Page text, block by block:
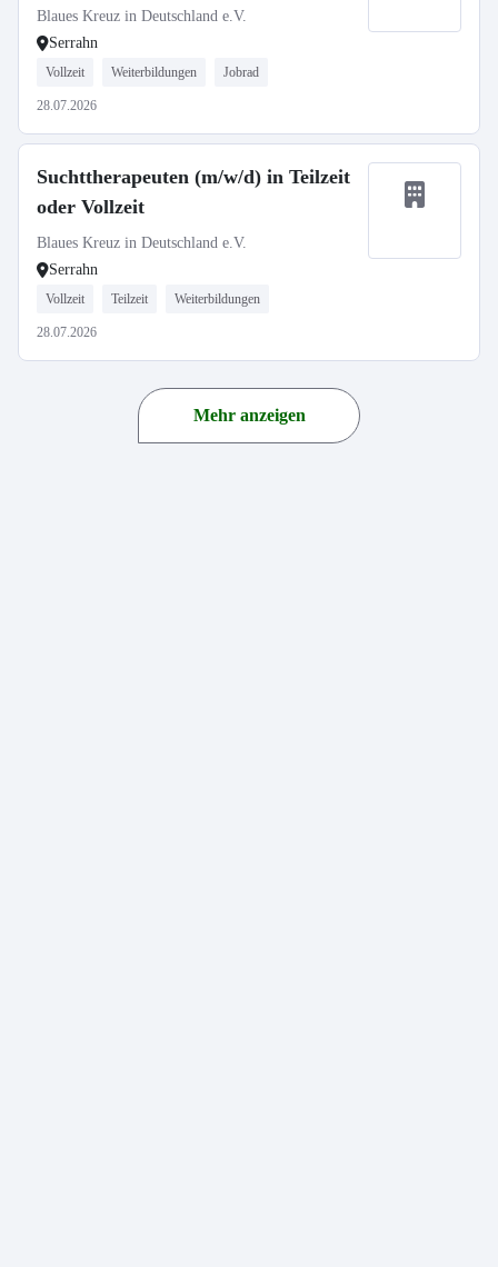
Blaues Kreuz in Deutschland e.V.
Serrahn
Vollzeit Weiterbildungen Jobrad
28.07.2026
Suchttherapeuten (m/w/d) in Teilzeit
oder Vollzeit
Blaues Kreuz in Deutschland e.V.
Serrahn
Vollzeit Teilzeit Weiterbildungen
28.07.2026
Mehr anzeigen